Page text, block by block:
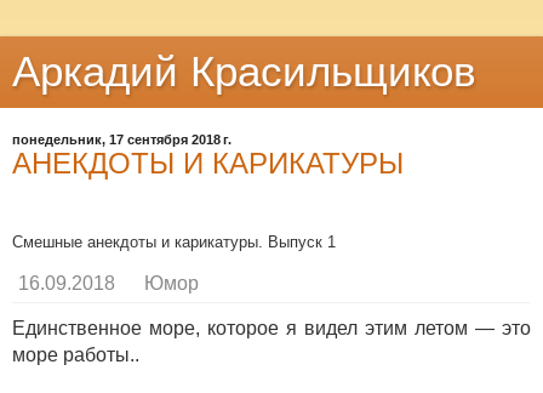
Аркадий Красильщиков
понедельник, 17 сентября 2018 г.
АНЕКДОТЫ И КАРИКАТУРЫ
Смешные анекдоты и карикатуры. Выпуск 1
16.09.2018 Юмор
Единственное море, которое я видел этим летом — это
море работы..